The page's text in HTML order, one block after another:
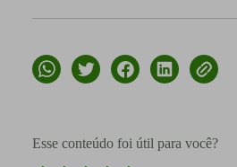
Esse conteúdo foi útil para você?